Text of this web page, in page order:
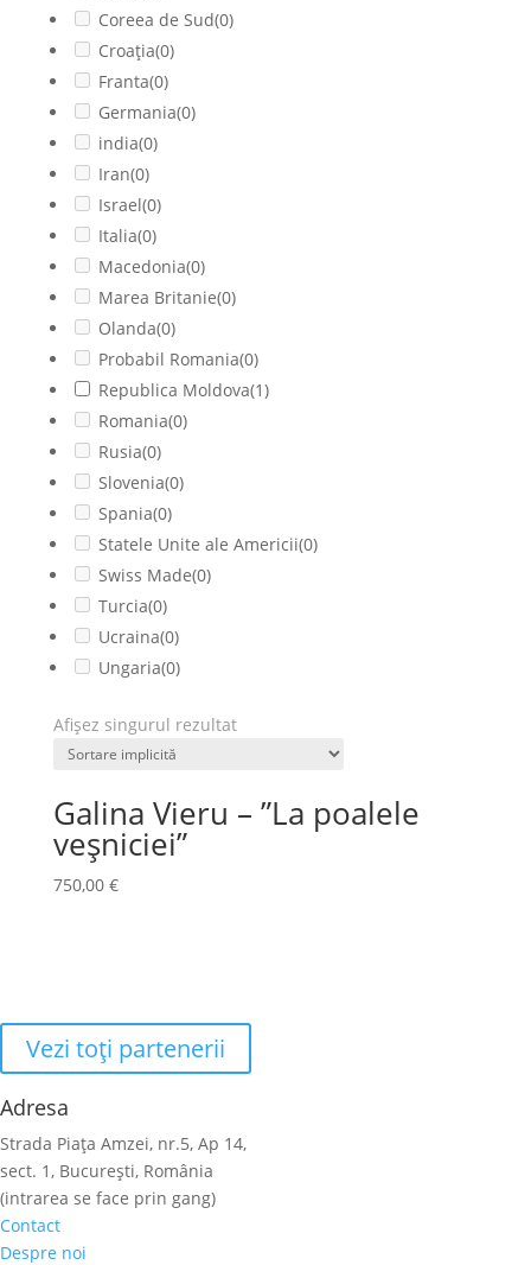
Coreea de Sud(0)
Croația(0)
Franta(0)
Germania(0)
india(0)
Iran(0)
Israel(0)
Italia(0)
Macedonia(0)
Marea Britanie(0)
Olanda(0)
Probabil Romania(0)
Republica Moldova(1)
Romania(0)
Rusia(0)
Slovenia(0)
Spania(0)
Statele Unite ale Americii(0)
Swiss Made(0)
Turcia(0)
Ucraina(0)
Ungaria(0)
Afișez singurul rezultat
Galina Vieru – ”La poalele
veșniciei”
750,00 €
Vezi toţi partenerii
Adresa
Strada Piaţa Amzei, nr.5, Ap 14,
sect. 1, Bucureşti, România
(intrarea se face prin gang)
Contact
Despre noi